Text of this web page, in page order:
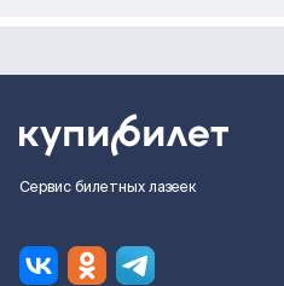
Сервис билетных лазеек